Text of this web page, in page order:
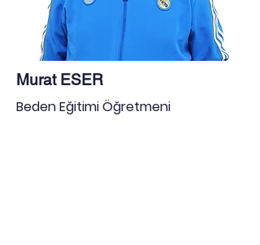
Murat ESER
Beden Eğitimi Öğretmeni